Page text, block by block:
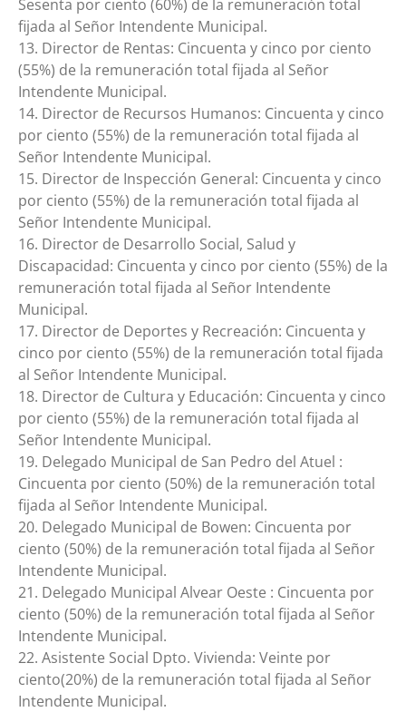
Sesenta por ciento (60%) de la remuneración total
fijada al Señor Intendente Municipal.
13. Director de Rentas: Cincuenta y cinco por ciento
(55%) de la remuneración total fijada al Señor
Intendente Municipal.
14. Director de Recursos Humanos: Cincuenta y cinco
por ciento (55%) de la remuneración total fijada al
Señor Intendente Municipal.
15. Director de Inspección General: Cincuenta y cinco
por ciento (55%) de la remuneración total fijada al
Señor Intendente Municipal.
16. Director de Desarrollo Social, Salud y
Discapacidad: Cincuenta y cinco por ciento (55%) de la
remuneración total fijada al Señor Intendente
Municipal.
17. Director de Deportes y Recreación: Cincuenta y
cinco por ciento (55%) de la remuneración total fijada
al Señor Intendente Municipal.
18. Director de Cultura y Educación: Cincuenta y cinco
por ciento (55%) de la remuneración total fijada al
Señor Intendente Municipal.
19. Delegado Municipal de San Pedro del Atuel :
Cincuenta por ciento (50%) de la remuneración total
fijada al Señor Intendente Municipal.
20. Delegado Municipal de Bowen: Cincuenta por
ciento (50%) de la remuneración total fijada al Señor
Intendente Municipal.
21. Delegado Municipal Alvear Oeste : Cincuenta por
ciento (50%) de la remuneración total fijada al Señor
Intendente Municipal.
22. Asistente Social Dpto. Vivienda: Veinte por
ciento(20%) de la remuneración total fijada al Señor
Intendente Municipal.